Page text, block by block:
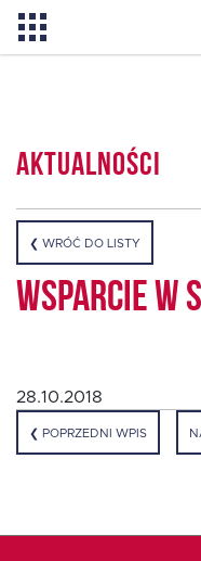
Dlaczego TISE?
Oferta dla
Aktualności
❮ WRÓĆ DO LISTY
Wsparcie w
28.10.2018
❮ POPRZEDNI WPIS